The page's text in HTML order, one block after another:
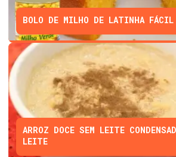
BOLO DE MILHO DE LATINHA FÁCIL
ARROZ DOCE SEM LEITE
LEITE